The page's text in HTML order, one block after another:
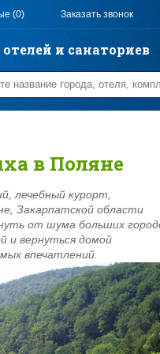
в Поляне
лечебный курорт,
Закарпатской области
от шума больших
и вернуться домой
впечатлений.
(0) Заказать звонок
и санаториев